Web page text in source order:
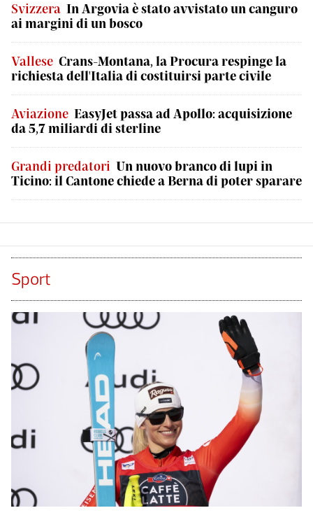
Svizzera In Argovia è stato avvistato un canguro
ai margini di un bosco
Vallese Crans-Montana, la Procura respinge la
richiesta dell'Italia di costituirsi parte civile
Aviazione EasyJet passa ad Apollo: acquisizione
da 5,7 miliardi di sterline
Grandi predatori Un nuovo branco di lupi in
Ticino: il Cantone chiede a Berna di poter sparare
Sport